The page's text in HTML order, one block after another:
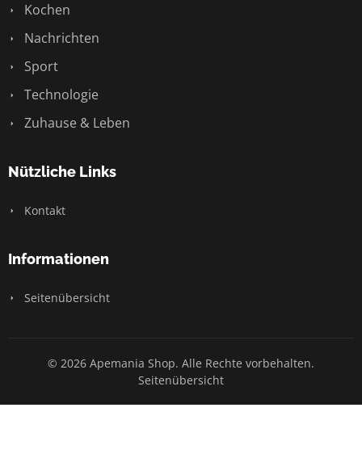
Kochen
Nachrichten
Sport
Technologie
Zuhause & Leben
Nützliche Links
Kontakt
Informationen
Seitenübersicht
© 2026 Apemania Shop. Alle Rechte vorbehalten.
Seitenübersicht